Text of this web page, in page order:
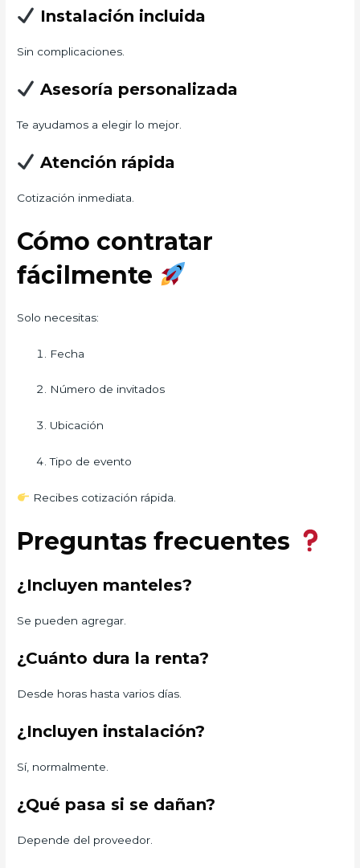
Instalación incluida
Sin complicaciones.
Asesoría personalizada
Te ayudamos a elegir lo mejor.
Atención rápida
Cotización inmediata.
Cómo contratar
fácilmente
Solo necesitas:
Fecha
Número de invitados
Ubicación
Tipo de evento
Recibes cotización rápida.
Preguntas frecuentes
¿Incluyen manteles?
Se pueden agregar.
¿Cuánto dura la renta?
Desde horas hasta varios días.
¿Incluyen instalación?
Sí, normalmente.
¿Qué pasa si se dañan?
Depende del proveedor.